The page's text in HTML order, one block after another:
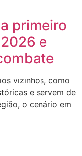
primeiro
e
vizinhos, como
e servem de
o cenário em